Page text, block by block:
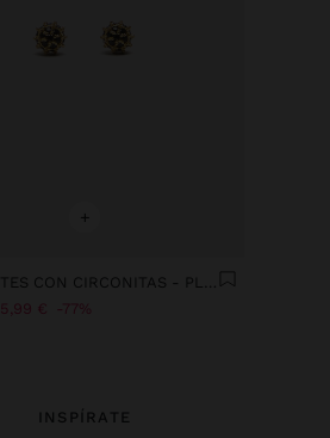
+
PENDIENTES CON CIRCONITAS - PLATA DE LEY 925
5,99 € 77%
INSPÍRATE